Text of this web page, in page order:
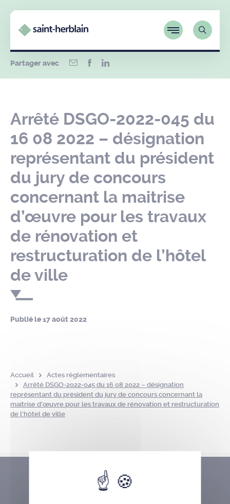
Partager avec
Arrêté DSGO-2022-045 du
16 08 2022 – désignation
représentant du président
du jury de concours
concernant la maitrise
d’œuvre pour les travaux
de rénovation et
restructuration de l’hôtel
de ville
Publié le17 août 2022
Accueil
Actes réglementaires
Arrêté DSGO-2022-045 du 16 08 2022 – désignation
représentant du président du jury de concours concernant la
maitrise d’œuvre pour les travaux de rénovation et restructuration
de l’hôtel de ville